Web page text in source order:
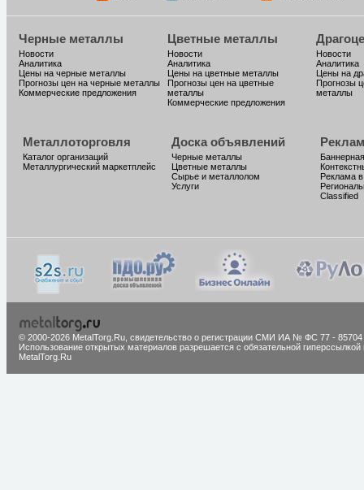
Черные металлы
Новости
Аналитика
Цены на черные металлы
Прогнозы цен на черные металлы
Коммерческие предложения
Цветные металлы
Новости
Аналитика
Цены на цветные металлы
Прогнозы цен на цветные
металлы
Коммерческие предложения
Новости
Аналитика
Цены на
Прогнозы
металлы
Металлоторговля
Каталог организаций
Металлургический маркетплейс
Доска объявлений
Черные металлы
Цветные металлы
Сырье и металлолом
Услуги
Реклама
Classified
© 2000-2026 MetalTorg.Ru, cвидетельство о регистрации СМИ ИА № ФС 77 - 85704
Использование открытых материалов разрешается с обязательной гиперссылкой
MetalTorg.Ru